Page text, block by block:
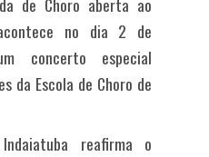
no dia 2 de
concerto especial
da Escola de Choro de
reafirma o